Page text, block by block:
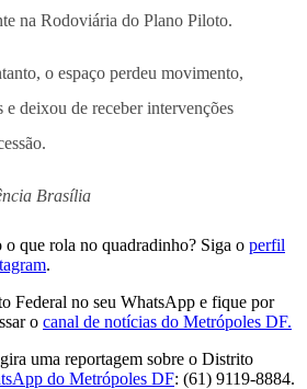
na Rodoviária do Plano Piloto.
o espaço perdeu movimento,
deixou de receber intervenções
Brasília
que rola no quadradinho? Siga o perfil
.
Federal no seu WhatsApp e fique por
o canal de notícias do Metrópoles DF.
uma reportagem sobre o Distrito
do Metrópoles DF: (61) 9119-8884.